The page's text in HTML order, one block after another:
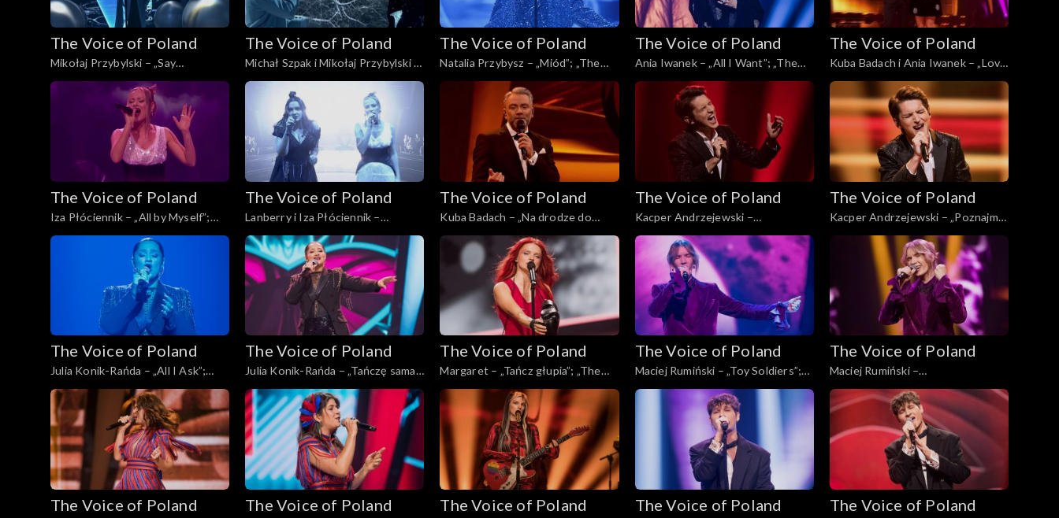
The Voice of Poland
Mikołaj Przybylski – „Say
Something”; „The Voice of Poland”,
Finał, 30 listopada 2024
The Voice of Poland
Michał Szpak i Mikołaj Przybylski –
„Sorry Seems to Be the Hardest
Word”; „The Voice of Poland”,
Finał, 30 listopada 2024
The Voice of Poland
Natalia Przybysz – „Miód”; „The
Voice of Poland”, Finał, 30
listopada 2024
The Voice of Poland
Ania Iwanek – „All I Want”; „The
Voice of Poland”, Finał, 30
listopada 2024
The Voice of Poland
Kuba Badach i Ania Iwanek – „Love
Never Felt So Good”; „The Voice
of Poland”, Finał, 30 listopada 2024
The Voice of Poland
Iza Płóciennik – „All by Myself”;
„The Voice of Poland”, Finał, 30
The Voice of Poland
Lanberry i Iza Płóciennik –
„Creep”; „The Voice of Poland”,
Finał, 30 listopada 2024
The Voice of Poland
Kuba Badach – „Na drodze do
wspomnień”; „The Voice of
Poland”, Finał, 30 listopada 2024
The Voice of Poland
Kacper Andrzejewski –
„Yesterday”; „The Voice of Poland”,
Live, 23 listopada 2024
The Voice of Poland
Kacper Andrzejewski – „Poznajmy
się”; „The Voice of Poland”, Live, 23
listopada 2024
The Voice of Poland
Julia Konik-Rańda – „All I Ask”;
„The Voice of Poland”, Live, 23
listopada 2024
The Voice of Poland
Julia Konik-Rańda – „Tańczę sama”;
„The Voice of Poland”, Live, 23
listopada 2024
The Voice of Poland
Margaret – „Tańcz głupia”; „The
Voice of Poland”, Live, 23 listopada
2024
The Voice of Poland
Maciej Rumiński – „Toy Soldiers”;
„The Voice of Poland”, Live, 23
listopada 2024
The Voice of Poland
Maciej Rumiński –
„Dwuznaczności”; „The Voice of
Poland”, Live, 23 listopada 2024
The Voice of Poland The Voice of Poland The Voice of Poland The Voice of Poland The Voice of Poland